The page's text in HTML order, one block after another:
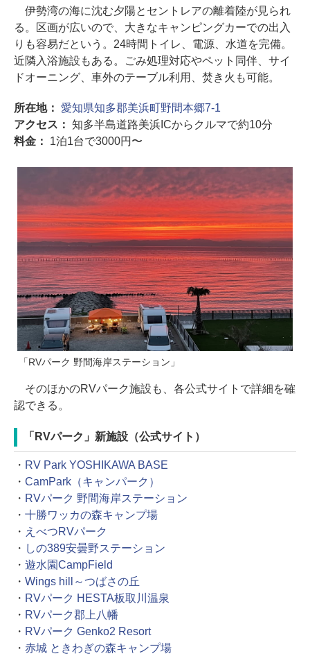
伊勢湾の海に沈む夕陽とセントレアの離着陸が見られ
る。区画が広いので、大きなキャンピングカーでの出入
りも容易だという。24時間トイレ、電源、水道を完備。
近隣入浴施設もある。ごみ処理対応やペット同伴、サイ
ドオーニング、車外のテーブル利用、焚き火も可能。
所在地： 愛知県知多郡美浜町野間本郷7-1
アクセス： 知多半島道路美浜ICからクルマで約10分
料金： 1泊1台で3000円〜
「RVパーク 野間海岸ステーション」
そのほかのRVパーク施設も、各公式サイトで詳細を確
認できる。
「RVパーク」新施設（公式サイト）
・ RV Park YOSHIKAWA BASE
・ CamPark（キャンパーク）
・ RVパーク 野間海岸ステーション
・ 十勝ワッカの森キャンプ場
・ えべつRVパーク
・ しの389安曇野ステーション
・ 遊水園CampField
・ Wings hill～つばさの丘
・ RVパーク HESTA板取川温泉
・ RVパーク郡上八幡
・ RVパーク Genko2 Resort
・ 赤城 ときわぎの森キャンプ場